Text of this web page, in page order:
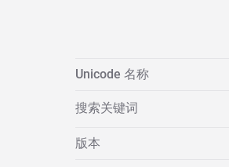
Unicode 名称
搜索关键词
版本